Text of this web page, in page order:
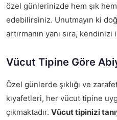
özel günlerinizde hem şık
edebilirsiniz. Unutmayın ki
artırmanın yanı sıra,
Vücut Tipine Göre
Özel günlerde şıklığı ve
kıyafetleri, her vücut tipine
çıkmaktadır. Vücut tipinizi